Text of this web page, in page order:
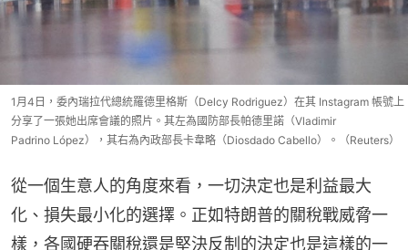
1月4日，委內瑞拉代總統羅德里格斯（Delcy Rodriguez）在其 Instagram 帳號上
分享了一張她出席會議的照片。其左為國防部長帕德里諾（Vladimir
Padrino López），其右為內政部長卡韋略（Diosdado Cabello）。（Reuters）
從一個生意人的角度來看，一切決定也是利益最大
化、損失最小化的選擇。正如特朗普的關稅戰威脅一
樣，各國硬吞關稅還是堅決反制的決定也是這樣的一